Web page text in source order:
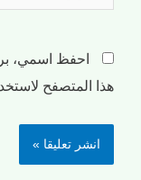
احفظ اسمي،
هذا المتصفح